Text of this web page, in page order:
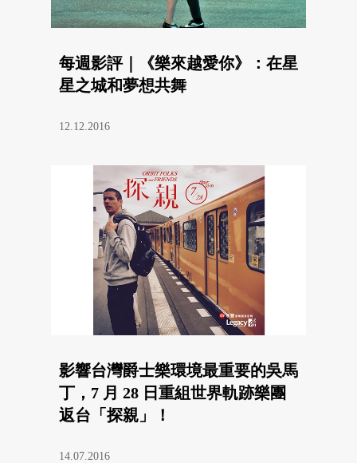
每週影評｜《樂來越愛你》：在星
星之城和夢想共舞
12.12.2016
影響台灣爵士樂環境最重要的吳馬
丁，7 月 28 日重組世界軌跡樂團
返台「探親」！
14.07.2016